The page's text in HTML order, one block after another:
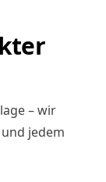
– wir
jedem